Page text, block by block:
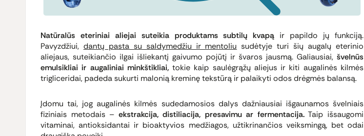
Natūralūs eteriniai aliejai suteikia produktams subtilų kvapą ir papildo jų funkciją.
Pavyzdžiui, dantų pasta su saldymedžiu ir mentoliu sudėtyje turi šių augalų eterinio
aliejaus, suteikiančio ilgai išliekantį gaivumo pojūtį ir švaros jausmą. Galiausiai, švelnūs
emulsikliai ir augaliniai minkštikliai,tokie kaip saulėgrąžų aliejus ir kiti augalinės kilmės
trigliceridai, padeda sukurti malonią kreminę tekstūrą ir palaikyti odos drėgmės balansą.
Įdomu tai, jog augalinės kilmės sudedamosios dalys dažniausiai išgaunamos švelniais
fiziniais metodais – ekstrakcija, distiliacija, presavimu ar fermentacija.Taip išsaugomi
vitaminai, antioksidantai ir bioaktyvios medžiagos, užtikrinančios veiksmingą, bet odai